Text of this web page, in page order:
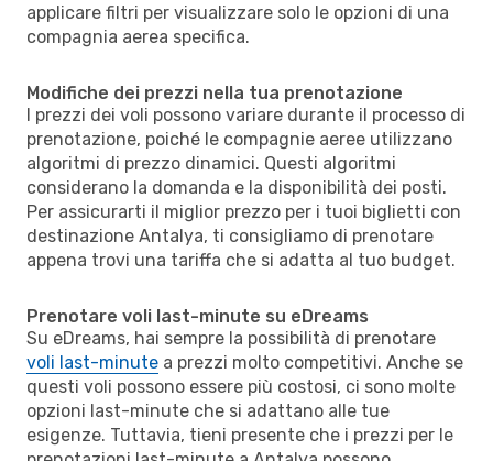
applicare filtri per visualizzare solo le opzioni di una
compagnia aerea specifica.
Modifiche dei prezzi nella tua prenotazione
I prezzi dei voli possono variare durante il processo di
prenotazione, poiché le compagnie aeree utilizzano
algoritmi di prezzo dinamici. Questi algoritmi
considerano la domanda e la disponibilità dei posti.
Per assicurarti il miglior prezzo per i tuoi biglietti con
destinazione Antalya, ti consigliamo di prenotare
appena trovi una tariffa che si adatta al tuo budget.
Prenotare voli last-minute su eDreams
Su eDreams, hai sempre la possibilità di prenotare
voli last-minute a prezzi molto competitivi. Anche se
questi voli possono essere più costosi, ci sono molte
opzioni last-minute che si adattano alle tue
esigenze. Tuttavia, tieni presente che i prezzi per le